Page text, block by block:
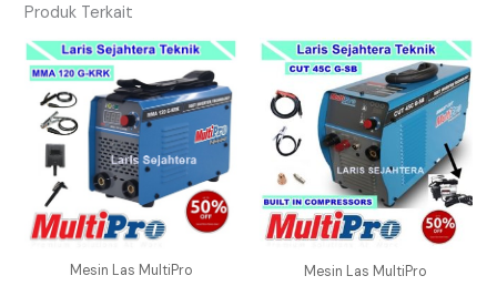
Produk Terkait
Mesin Las MultiPro Mesin Las MultiPro